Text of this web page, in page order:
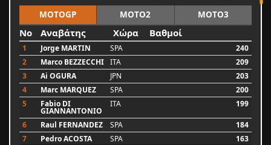
MOTOGP MOTO2 MOTO3
No Αναβάτης Χώρα Βαθμοί
1 Jorge MARTIN SPA
240
2
Marco BEZZECCHI ITA
209
3
Ai OGURA JPN
203
4
Marc MARQUEZ SPA
200
5
Fabio DI
GIANNANTONIO
ITA 199
6 Raul FERNANDEZ SPA
184
7
Pedro ACOSTA SPA
163